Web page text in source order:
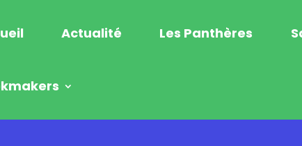
Actualité Les Panthères